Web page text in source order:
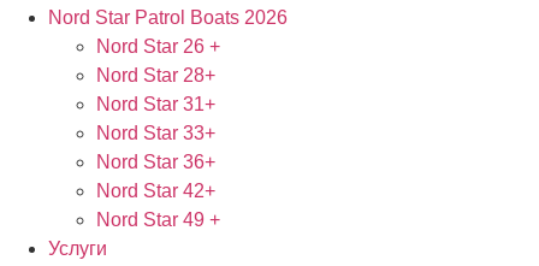
Nord Star Patrol Boats 2026
Nord Star 26 +
Nord Star 28+
Nord Star 31+
Nord Star 33+
Nord Star 36+
Nord Star 42+
Nord Star 49 +
Услуги